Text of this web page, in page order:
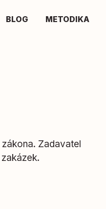
BLOG METODIKA
Zadavatel